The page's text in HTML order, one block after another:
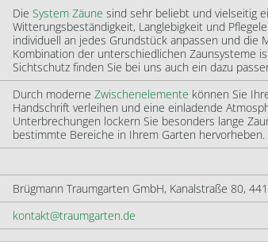
Die System Zäune sind sehr beliebt und vielseitig
Witterungsbeständigkeit, Langlebigkeit und
individuell an jedes Grundstück anpassen und die
Kombination der unterschiedlichen Zaunsysteme
Sichtschutz finden Sie bei uns auch ein dazu
Durch moderneZwischenelemente können Sie
Handschrift verleihen und eine einladende
Unterbrechungen lockern Sie besonders lange
bestimmte Bereiche in Ihrem Garten hervorheben.
Brügmann Traumgarten GmbH, Kanalstraße 80,
kontakt@traumgarten.de